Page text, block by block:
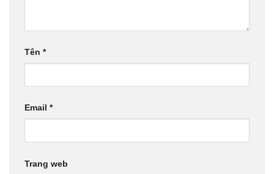
Tên *
Email *
Trang web